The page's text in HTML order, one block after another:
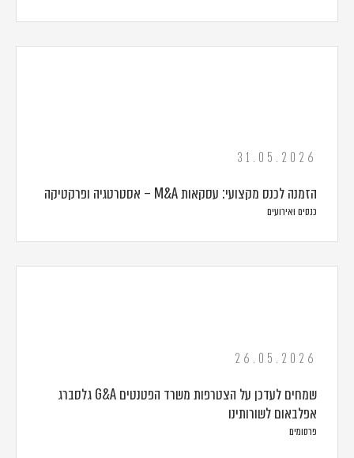
31.05.2026
הזמנה לכנס מקצועי: עסקאות M&A – אסטרטגיה ופרקטיקה
כנסים ואירועים
26.05.2026
שמחים לעדכן על הצטרפות משרד הפטנטים G&A גלסברג
אפלבאום לשורותינו
פרסומים